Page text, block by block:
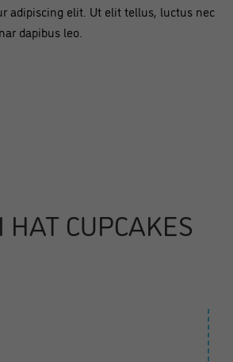
adipiscing elit. Ut elit tellus, luctus nec
dapibus leo.
CUPCAKES